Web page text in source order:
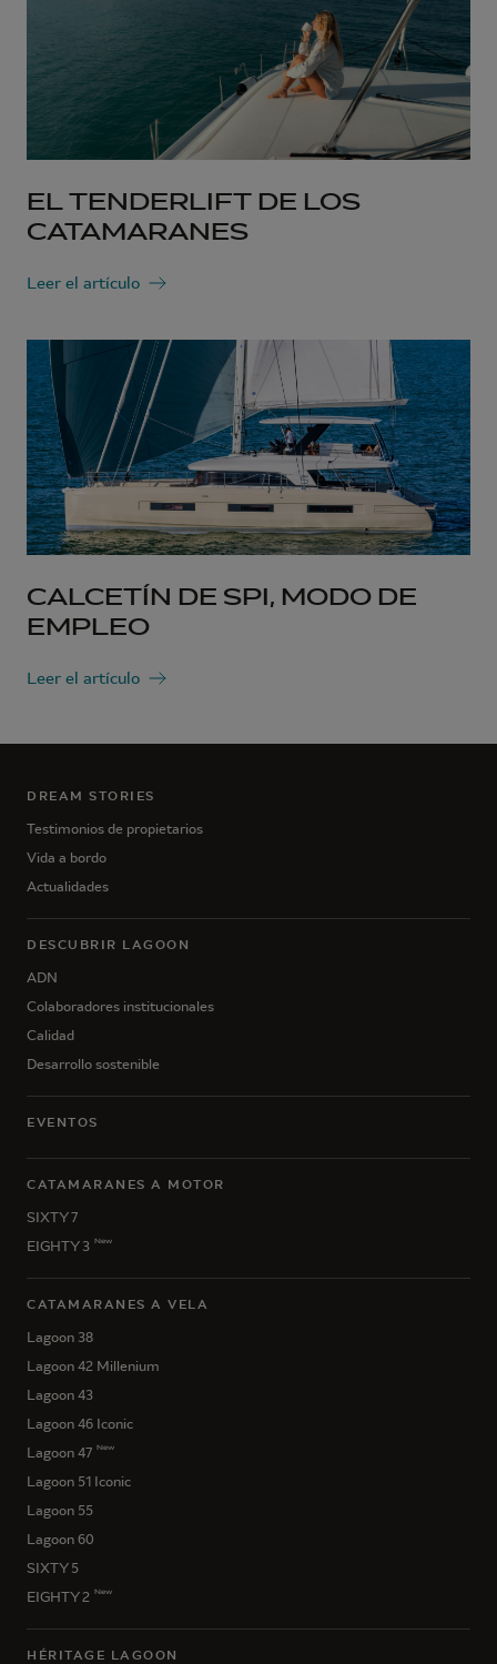
EL TENDERLIFT DE LOS
CATAMARANES
Leer el artículo
CALCETÍN DE SPI, MODO DE
EMPLEO
Leer el artículo
DREAM STORIES
Testimonios de propietarios
Vida a bordo
Actualidades
DESCUBRIR LAGOON
ADN
Colaboradores institucionales
Calidad
Desarrollo sostenible
EVENTOS
CATAMARANES A MOTOR
SIXTY 7
EIGHTY 3 New
CATAMARANES A VELA
Lagoon 38
Lagoon 42 Millenium
Lagoon 43
Lagoon 46 Iconic
Lagoon 47 New
Lagoon 51 Iconic
Lagoon 55
Lagoon 60
SIXTY 5
EIGHTY 2
New
HÉRITAGE LAGOON